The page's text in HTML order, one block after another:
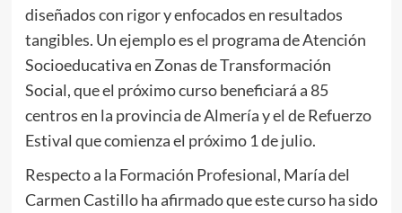
diseñados con rigor y enfocados en resultados
tangibles. Un ejemplo es el programa de Atención
Socioeducativa en Zonas de Transformación
Social, que el próximo curso beneficiará a 85
centros en la provincia de Almería y el de Refuerzo
Estival que comienza el próximo 1 de julio.
Respecto a la Formación Profesional, María del
Carmen Castillo ha afirmado que este curso ha sido